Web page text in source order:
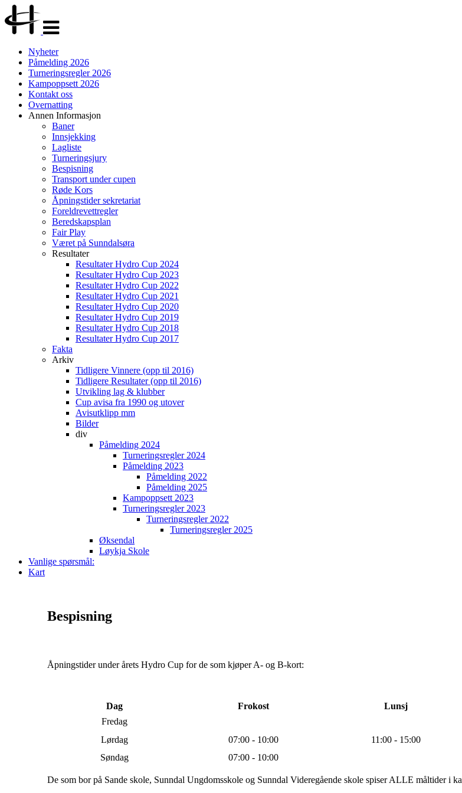
navigasjon
Nyheter
Påmelding 2026
Turneringsregler 2026
Kampoppsett 2026
Kontakt oss
Overnatting
Annen Informasjon
Baner
Innsjekking
Lagliste
Turneringsjury
Bespisning
Transport under cupen
Røde Kors
Åpningstider sekretariat
Foreldrevettregler
Beredskapsplan
Fair Play
Været på Sunndalsøra
Resultater
Resultater Hydro Cup 2024
Resultater Hydro Cup 2023
Resultater Hydro Cup 2022
Resultater Hydro Cup 2021
Resultater Hydro Cup 2020
Resultater Hydro Cup 2019
Resultater Hydro Cup 2018
Resultater Hydro Cup 2017
Fakta
Arkiv
Tidligere Vinnere (opp til 2016)
Tidligere Resultater (opp til 2016)
Utvikling lag & klubber
Cup avisa fra 1990 og utover
Avisutklipp mm
Bilder
div
Påmelding 2024
Turneringsregler 2024
Påmelding 2023
Påmelding 2022
Påmelding 2025
Kampoppsett 2023
Turneringsregler 2023
Turneringsregler 2022
Turneringsregler 2025
Øksendal
Løykja Skole
Vanlige spørsmål:
Kart
Bespisning
Åpningstider under årets Hydro Cup for de som kjøper A- og B-kort:
Dag Frokost Lunsj
Fredag
Lørdag
07:00 - 10:00 11:00 - 15:00
Søndag
07:00 - 10:00
De som bor på Sande skole, Sunndal Ungdomsskole og Sunndal Videregående skole spiser ALLE måltider i